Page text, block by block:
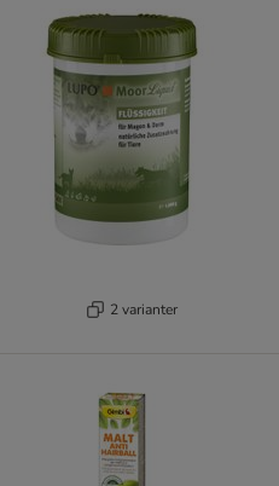
2 varianter